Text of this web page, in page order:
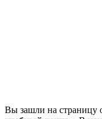
Вы зашли на страницу